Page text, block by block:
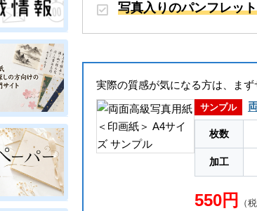
写真入りのパンフレット
実際の質感が気になる方は、まず
サンプル
枚数
加工
550円 （